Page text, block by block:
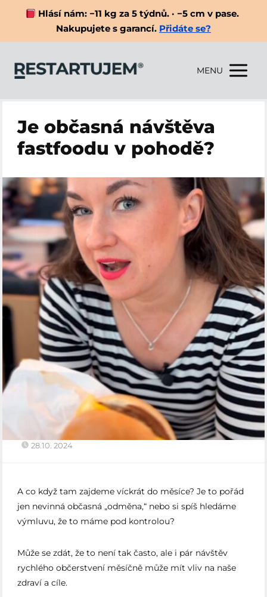
Hlásí nám: −11 kg za 5 týdnů. · −5 cm v pase.
Nakupujete s garancí. Přidáte se?
MENU
Je občasná návštěva
fastfoodu v pohodě?
28.10. 2024
A co když tam zajdeme víckrát do měsíce? Je to pořád
jen nevinná občasná „odměna,“ nebo si spíš hledáme
výmluvu, že to máme pod kontrolou?
Může se zdát, že to není tak často, ale i pár návštěv
rychlého občerstvení měsíčně může mít vliv na naše
zdraví a cíle.